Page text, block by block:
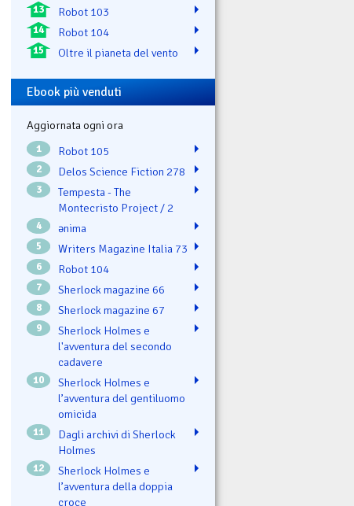
13 Robot 103
14 Robot 104
15 Oltre il pianeta del vento
Ebook più venduti
Aggiornata ogni ora
1 Robot 105
2 Delos Science Fiction 278
3
Tempesta - The
Montecristo Project / 2
4 ənima
5 Writers Magazine Italia 73
6 Robot 104
7 Sherlock magazine 66
8 Sherlock magazine 67
9
Sherlock Holmes e
l'avventura del secondo
cadavere
10
Sherlock Holmes e
l’avventura del gentiluomo
omicida
11
Dagli archivi di Sherlock
Holmes
12
Sherlock Holmes e
l’avventura della doppia
croce